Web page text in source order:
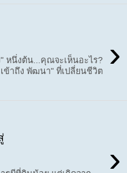
›
หนึ่งต้น...คุณจะเห็นอะไร?
เข้าถึง พัฒนา" ที่เปลี่ยนชีวิต
›